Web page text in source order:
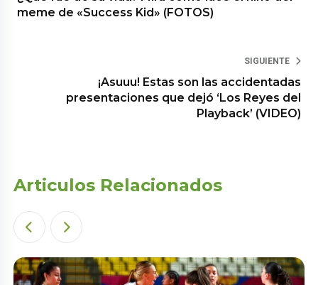
meme de «Success Kid» (FOTOS)
SIGUIENTE
¡Asuuu! Estas son las accidentadas
presentaciones que dejó ‘Los Reyes del
Playback’ (VIDEO)
Articulos Relacionados